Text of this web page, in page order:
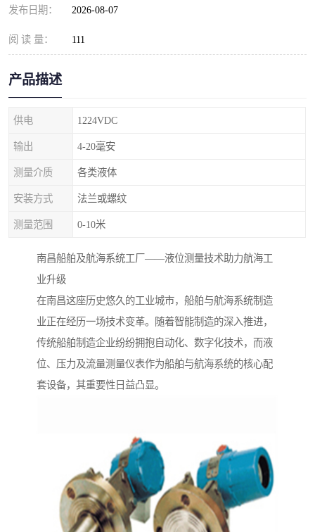
发布日期： 2026-08-07
阅 读 量： 111
产品描述
供电 1224VDC
输出 4-20毫安
测量介质 各类液体
安装方式 法兰或螺纹
测量范围 0-10米
南昌船舶及航海系统工厂——液位测量技术助力航海工
业升级
在南昌这座历史悠久的工业城市，船舶与航海系统制造
业正在经历一场技术变革。随着智能制造的深入推进，
传统船舶制造企业纷纷拥抱自动化、数字化技术，而液
位、压力及流量测量仪表作为船舶与航海系统的核心配
套设备，其重要性日益凸显。